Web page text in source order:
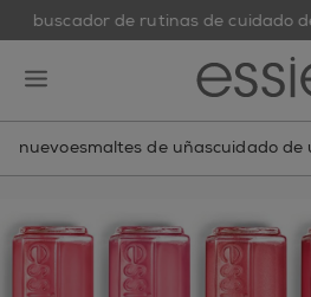
buscador de rutinas de cuidado
nuevoesmaltes de uñascuidado de